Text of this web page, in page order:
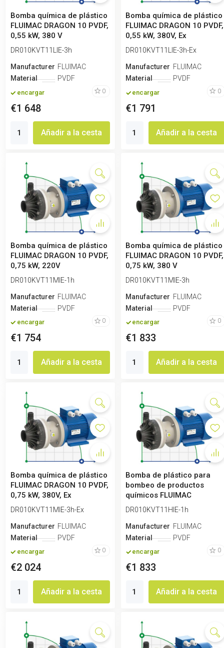
Bomba química de plástico
FLUIMAC DRAGON 10 PVDF,
0,55 kW, 380 V
DR010KVT11LIE-3h
ManufactureroFLUIMAC
Material
PVDF
encargar 0
€1 648
Añadir a la cesta
Bomba química de plástico
FLUIMAC DRAGON 10 PVDF,
0,55 kW, 380V, Ex
DR010KVT11LIE-3h-Ex
ManufactureroFLUIMAC
Material
PVDF
encargar 0
€1 791
Añadir a la cesta
Bomba química de plástico
FLUIMAC DRAGON 10 PVDF,
0,75 kW, 220V
DR010KVT11MIE-1h
ManufactureroFLUIMAC
Material
PVDF
encargar 0
€1 754
Añadir a la cesta
Bomba química de plástico
FLUIMAC DRAGON 10 PVDF,
0,75 kW, 380 V
DR010KVT11MIE-3h
ManufactureroFLUIMAC
Material
PVDF
encargar 0
€1 833
Añadir a la cesta
Bomba química de plástico
FLUIMAC DRAGON 10 PVDF,
0,75 kW, 380V, Ex
DR010KVT11MIE-3h-Ex
ManufactureroFLUIMAC
Material
PVDF
encargar 0
€2 024
Añadir a la cesta
Bomba de plástico para
bombeo de productos
químicos FLUIMAC
DRAGON 10 PVDF, 1...
DR010KVT11HIE-1h
ManufactureroFLUIMAC
Material
PVDF
encargar 0
€1 833
Añadir a la cesta